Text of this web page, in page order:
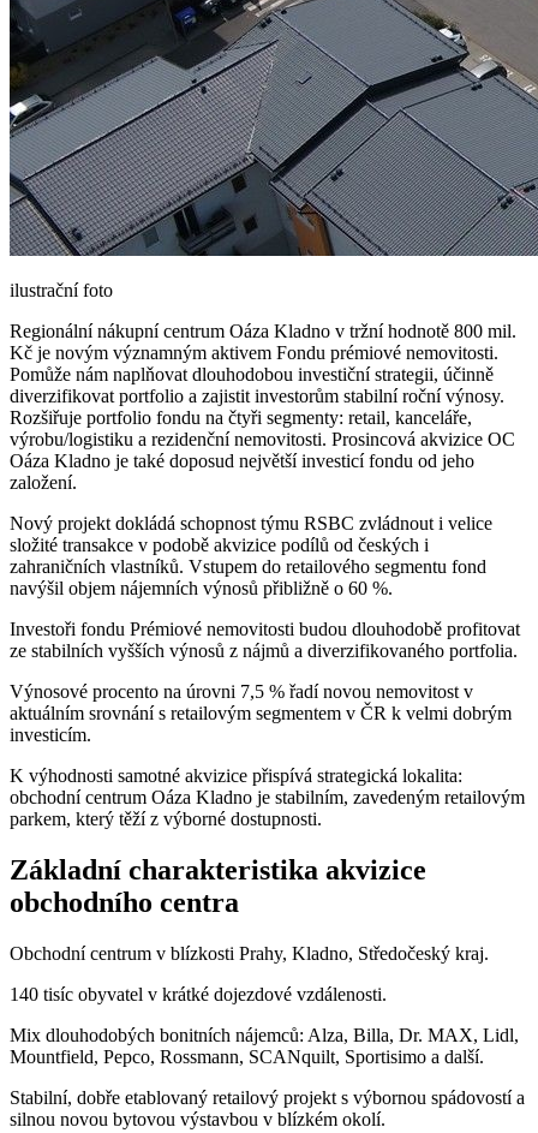
ilustrační foto
Regionální nákupní centrum Oáza Kladno v tržní hodnotě 800 mil.
Kč je novým významným aktivem Fondu prémiové nemovitosti.
Pomůže nám naplňovat dlouhodobou investiční strategii, účinně
diverzifikovat portfolio a zajistit investorům stabilní roční výnosy.
Rozšiřuje portfolio fondu na čtyři segmenty: retail, kanceláře,
výrobu/logistiku a rezidenční nemovitosti. Prosincová akvizice OC
Oáza Kladno je také doposud největší investicí fondu od jeho
založení.
Nový projekt dokládá schopnost týmu RSBC zvládnout i velice
složité transakce v podobě akvizice podílů od českých i
zahraničních vlastníků. Vstupem do retailového segmentu fond
navýšil objem nájemních výnosů přibližně o 60 %.
Investoři fondu Prémiové nemovitosti budou dlouhodobě profitovat
ze stabilních vyšších výnosů z nájmů a diverzifikovaného portfolia.
Výnosové procento na úrovni 7,5 % řadí novou nemovitost v
aktuálním srovnání s retailovým segmentem v ČR k velmi dobrým
investicím.
K výhodnosti samotné akvizice přispívá strategická lokalita:
obchodní centrum Oáza Kladno je stabilním, zavedeným retailovým
parkem, který těží z výborné dostupnosti.
Základní charakteristika akvizice
obchodního centra
Obchodní centrum v blízkosti Prahy, Kladno, Středočeský kraj.
140 tisíc obyvatel v krátké dojezdové vzdálenosti.
Mix dlouhodobých bonitních nájemců: Alza, Billa, Dr. MAX, Lidl,
Mountfield, Pepco, Rossmann, SCANquilt, Sportisimo a další.
Stabilní, dobře etablovaný retailový projekt s výbornou spádovostí a
silnou novou bytovou výstavbou v blízkém okolí.